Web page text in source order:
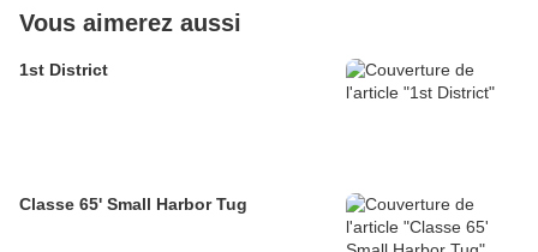
Vous aimerez aussi
1st District
Classe 65' Small Harbor Tug